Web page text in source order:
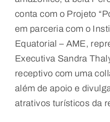
conta com o Projeto
em parceria com o
Equatorial – AME,
Executiva Sandra
receptivo com uma
além de apoio e
atrativos turísticos da